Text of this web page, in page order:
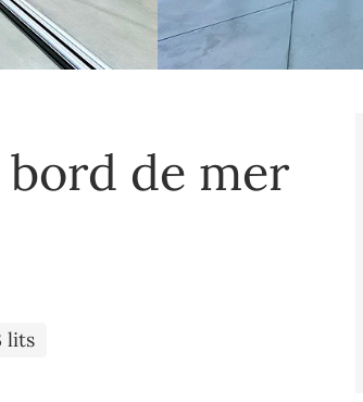
de mer
lits